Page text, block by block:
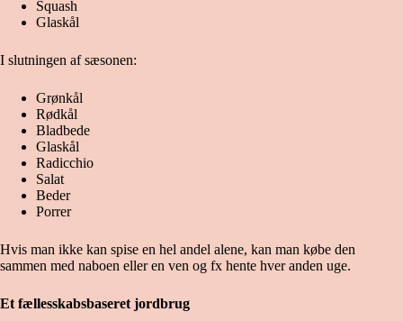
Squash
Glaskål
I slutningen af sæsonen:
Grønkål
Rødkål
Bladbede
Glaskål
Radicchio
Salat
Beder
Porrer
Hvis man ikke kan spise en hel andel alene, kan man købe den
sammen med naboen eller en ven og fx hente hver anden uge.
Et fællesskabsbaseret jordbrug